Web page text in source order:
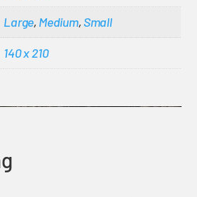
Large, Medium, Small
140 x 210